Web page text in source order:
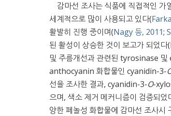
감마선 조사는 식품에 직접적인 가
세계적으로 많이 사용되고 있다(
활발히 진행 중이며(Nagy 등, 2011;
된 활성이 상승한 것이 보고가 되었다(
및 주름개선과 관련된 tyrosinase 및
anthocyanin 화합물인 cyanidin-3-
선을 조사한 결과, cyanidin-3-O-
으며, 색소 제거 메커니즘이 검증되었
양한 페놀성 화합물에 감마선 조사시